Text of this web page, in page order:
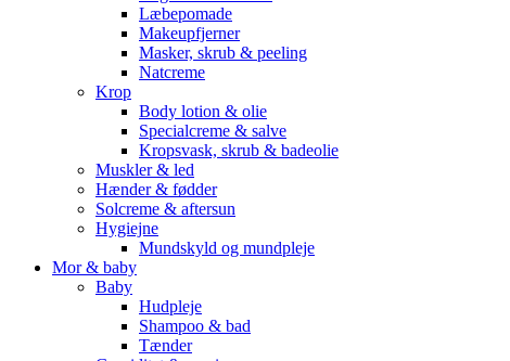
Læbepomade
Makeupfjerner
Masker, skrub & peeling
Natcreme
Krop
Body lotion & olie
Specialcreme & salve
Kropsvask, skrub & badeolie
Muskler & led
Hænder & fødder
Solcreme & aftersun
Hygiejne
Mundskyld og mundpleje
Mor & baby
Baby
Hudpleje
Shampoo & bad
Tænder